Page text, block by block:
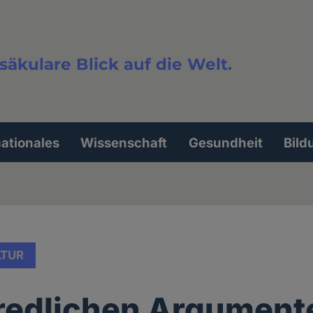
Blick auf die Welt.
Wissenschaft Gesundheit